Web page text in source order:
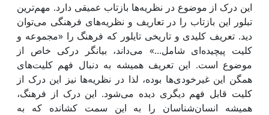
این درک از موضوع در نظریه‌ها بازتاب عمیقی دارد. مهم‌ترین
تبلور ‌این بازتاب را در تعاریف و نظریه‌‌های فرهنگی می‌توان
دید. تعریف کلیدی و تاریخی تایلور که فرهنگ را «مجموعه و
کلیت پیچیده‌ای شامل...» می‌داند، بیانگر درکی خاص از
موضوع است. ‌این تعریف همیشه به دنبال فهم کلیت‌های
همگن‌ این غیرخودی‌ها بوده، لذا در نظریه‌‌ها نیز ‌این درک از
کلیت قابل فهم دیگری دیده می‌شود. ‌این درک از فرهنگ،
همیشه انسان‌شناسان را به ‌این سمت کشانده که به